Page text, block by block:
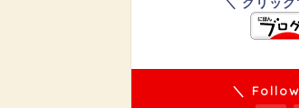
＼ クリック
＼